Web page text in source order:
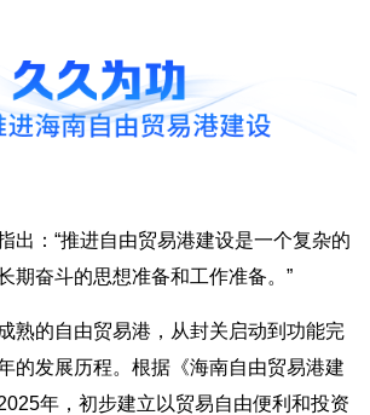
出：“推进自由贸易港建设是一个复杂的
期奋斗的思想准备和工作准备。”
熟的自由贸易港，从封关启动到功能完
的发展历程。根据《海南自由贸易港建
年，初步建立以贸易自由便利和投资